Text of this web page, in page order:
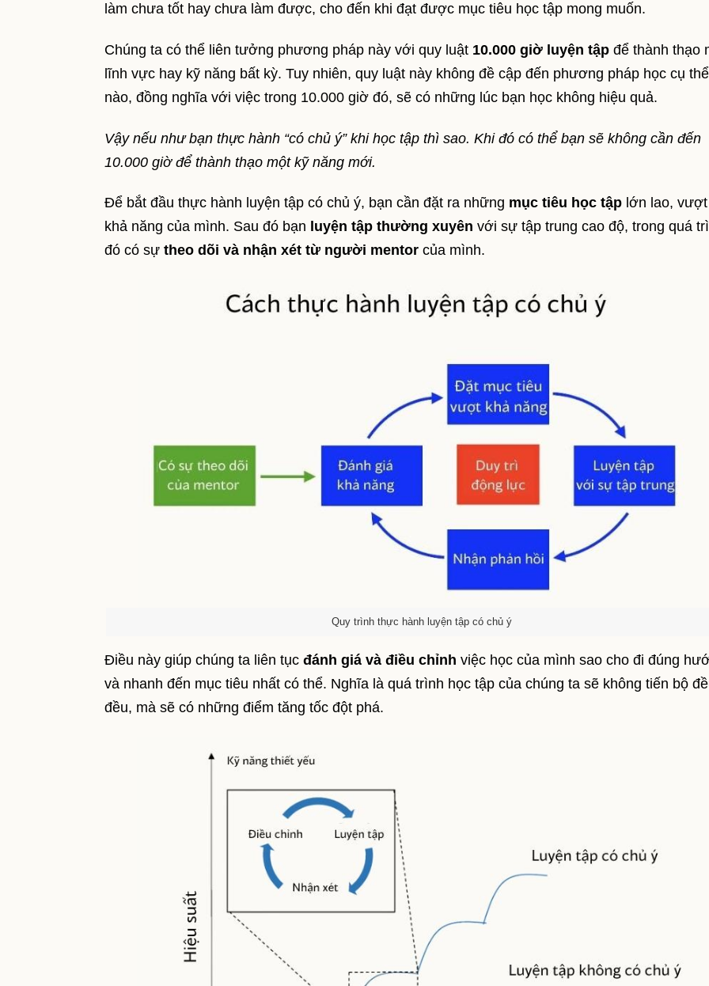
làm chưa tốt hay chưa làm được, cho đến khi đạt được mục tiêu học tập mong muốn.
Chúng ta có thể liên tưởng phương pháp này với quy luật 10.000 giờ luyện tập để thành thạo
lĩnh vực hay kỹ năng bất kỳ. Tuy nhiên, quy luật này không đề cập đến phương pháp học cụ thể
nào, đồng nghĩa với việc trong 10.000 giờ đó, sẽ có những lúc bạn học không hiệu quả.
Vậy nếu như bạn thực hành “có chủ ý” khi học tập thì sao. Khi đó có thể bạn sẽ không cần đến
10.000 giờ để thành thạo một kỹ năng mới.
Để bắt đầu thực hành luyện tập có chủ ý, bạn cần đặt ra những mục tiêu học tập lớn lao,
khả năng của mình. Sau đó bạn luyện tập thường xuyên với sự tập trung cao độ, trong quá
đó có sự theo dõi và nhận xét từ người mentor của mình.
Quy trình thực hành luyện tập có chủ ý
Điều này giúp chúng ta liên tục đánh giá và điều chỉnh việc học của mình sao cho đi đúng
và nhanh đến mục tiêu nhất có thể. Nghĩa là quá trình học tập của chúng ta sẽ không tiến bộ
đều, mà sẽ có những điểm tăng tốc đột phá.